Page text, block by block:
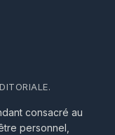
consacré au
personnel,